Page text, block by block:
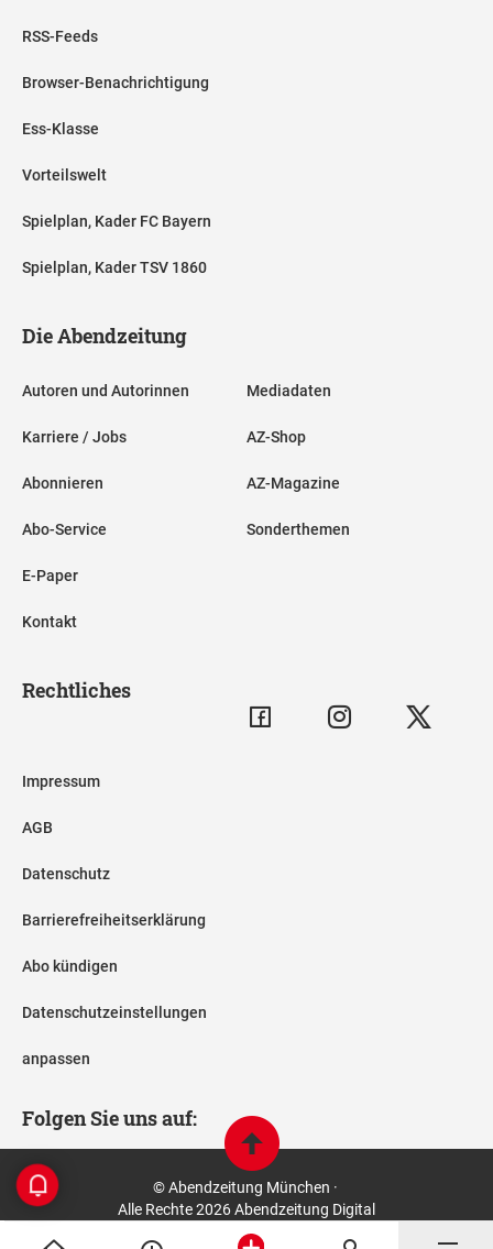
RSS-Feeds
Browser-Benachrichtigung
Ess-Klasse
Vorteilswelt
Spielplan, Kader FC Bayern
Spielplan, Kader TSV 1860
Die Abendzeitung
Autoren und Autorinnen
Karriere / Jobs
Abonnieren
Abo-Service
E-Paper
Kontakt
Mediadaten
AZ-Shop
AZ-Magazine
Sonderthemen
Rechtliches
Impressum
AGB
Datenschutz
Barrierefreiheitserklärung
Abo kündigen
Datenschutzeinstellungen
anpassen
Folgen Sie uns auf:
© Abendzeitung München ·
Alle Rechte 2026 Abendzeitung Digital